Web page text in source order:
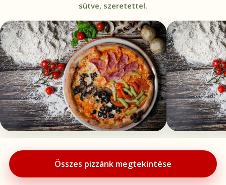
sütve, szeretettel.
Összes pizzánk megtekintése